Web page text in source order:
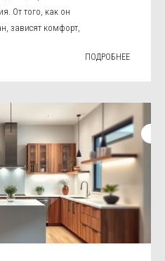
От того, как он
зависят комфорт,
ПОДРОБНЕЕ